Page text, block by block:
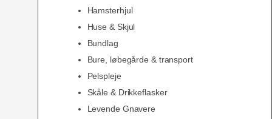
Hamsterhjul
Huse & Skjul
Bundlag
Bure, løbegårde & transport
Pelspleje
Skåle & Drikkeflasker
Levende Gnavere